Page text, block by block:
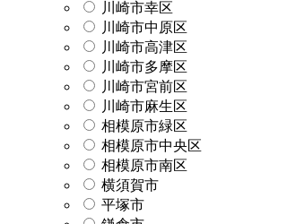
川崎市幸区
川崎市中原区
川崎市高津区
川崎市多摩区
川崎市宮前区
川崎市麻生区
相模原市緑区
相模原市中央区
相模原市南区
横須賀市
平塚市